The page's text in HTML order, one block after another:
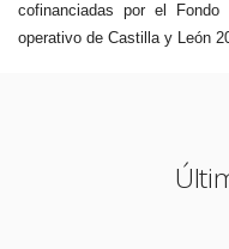
cofinanciadas por el
operativo de Castilla y León